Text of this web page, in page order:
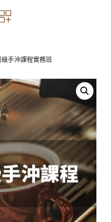
手沖課程實務班